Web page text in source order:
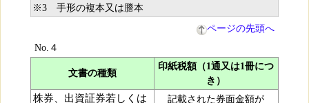
※3 手形の複本又は謄本
ページの先頭へ
No.４
文書の種類
印紙税額（1通又は1冊につ
き）
株券、出資証券若しくは
記載された券面金額が